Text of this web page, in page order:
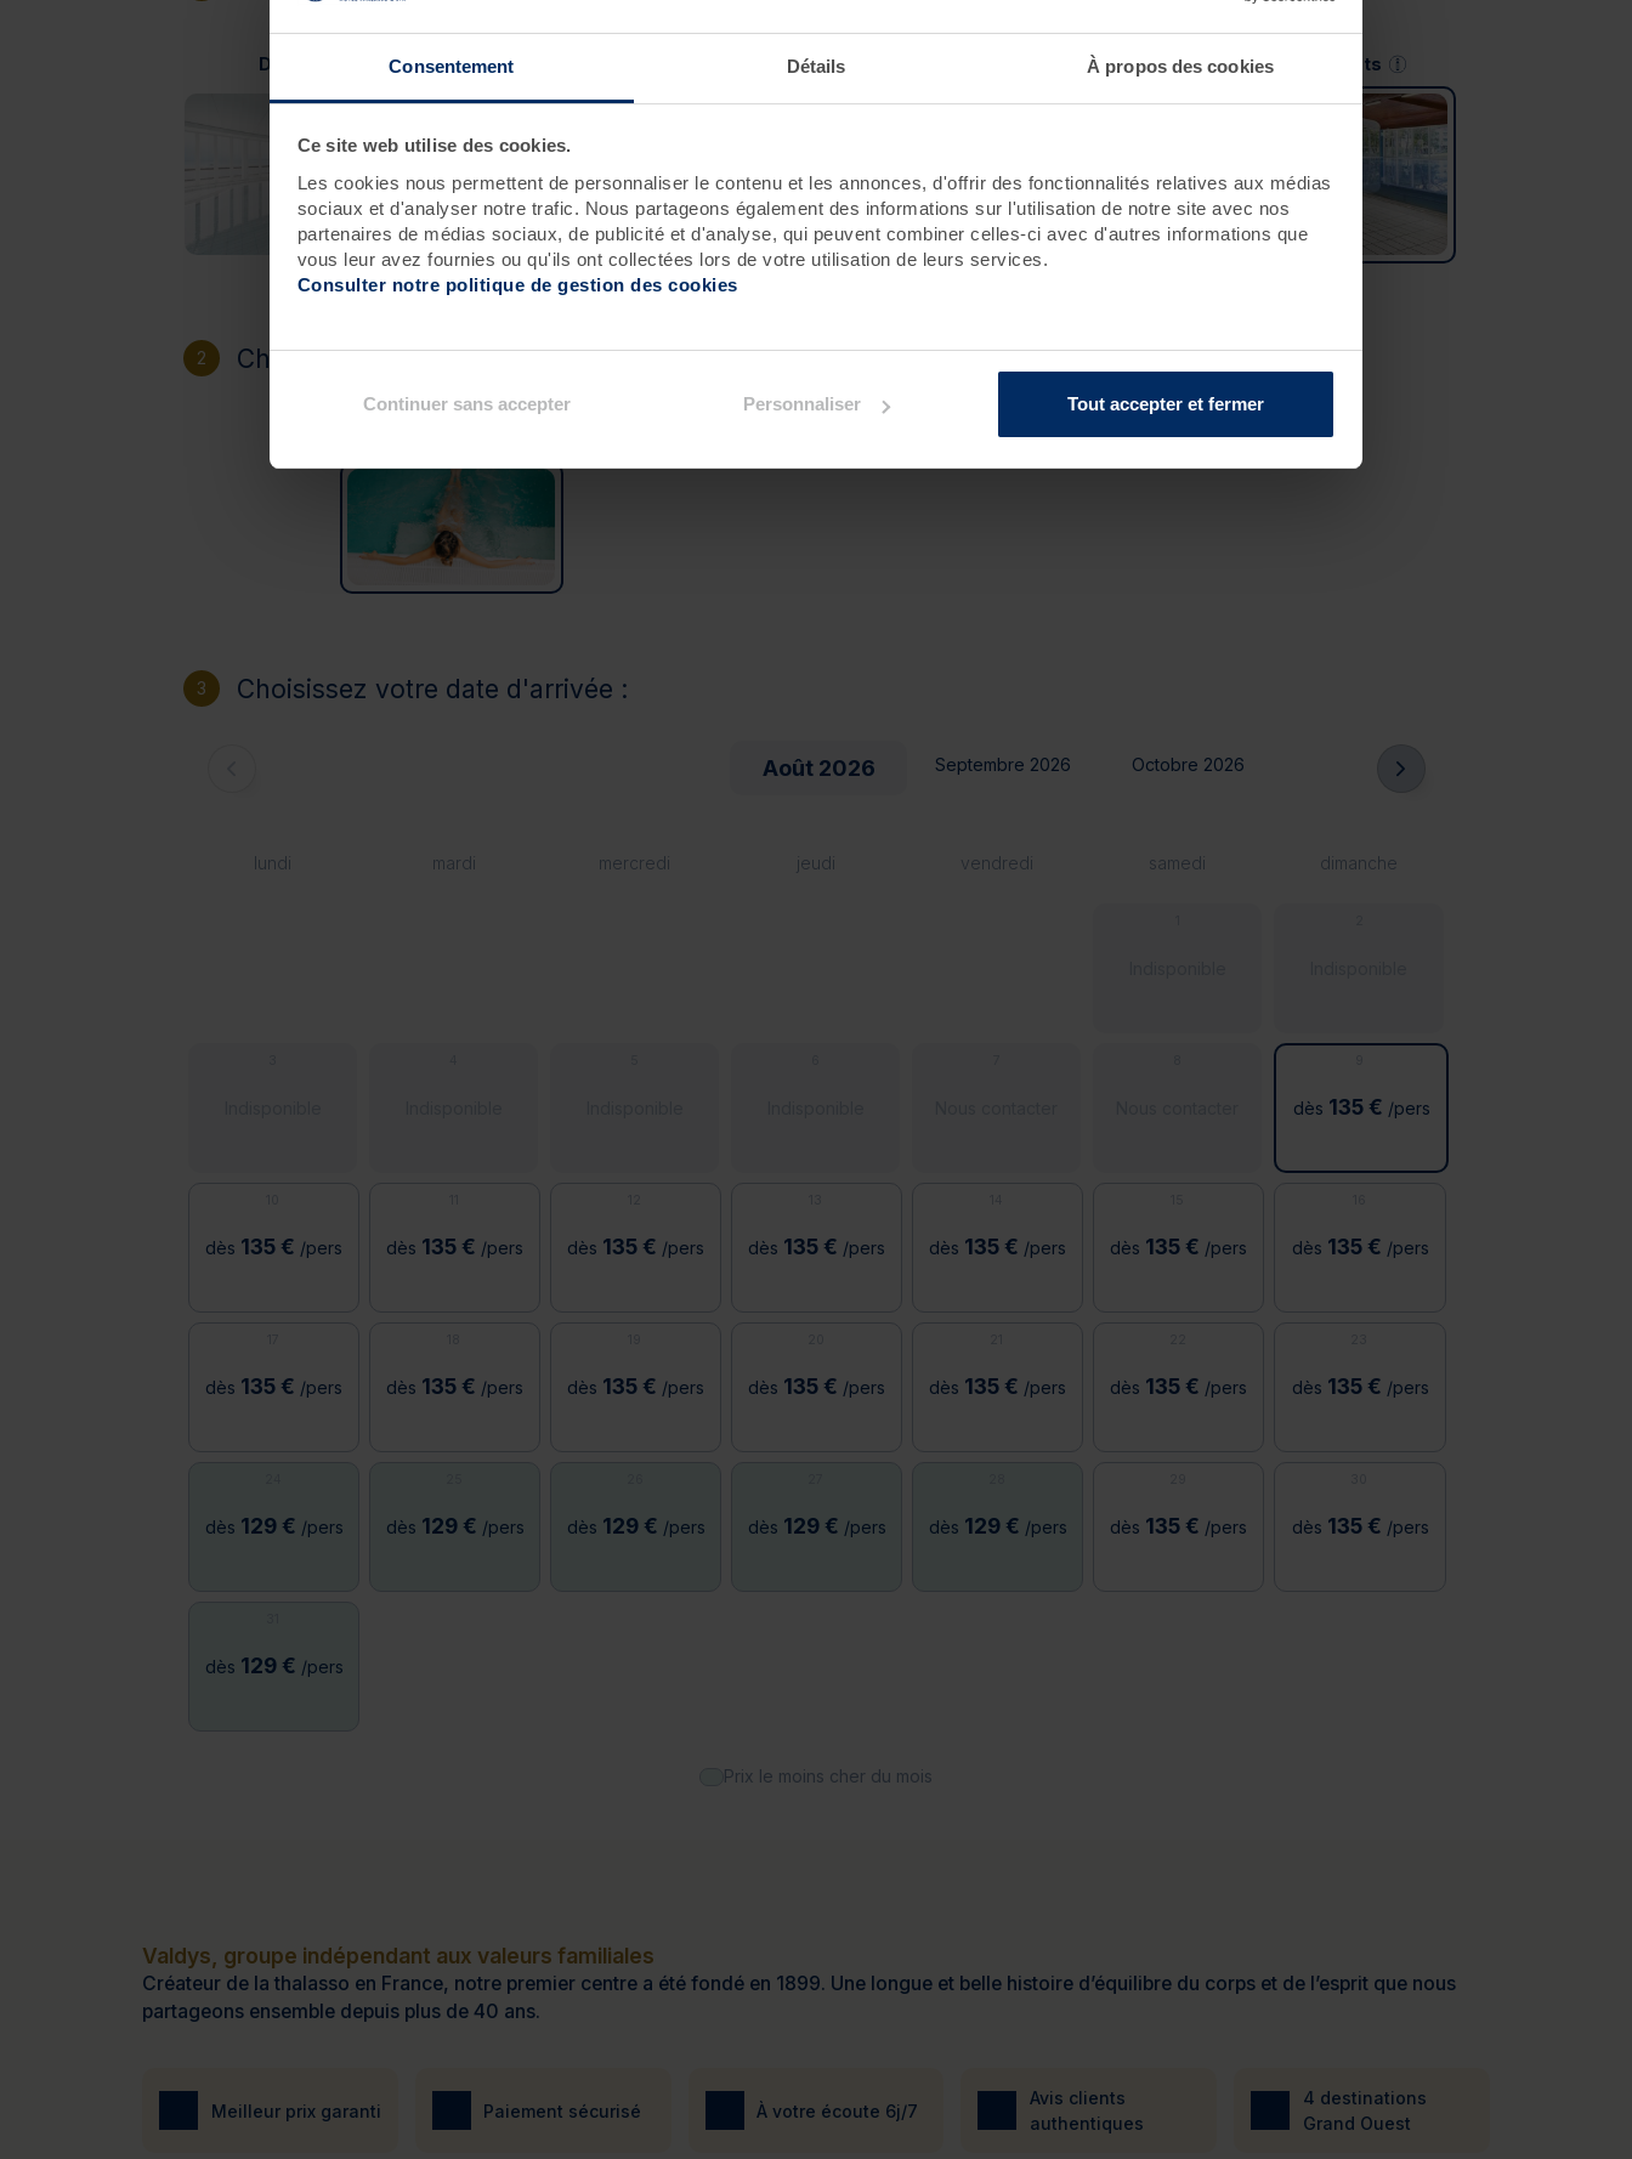
Consentement Détails À propos des cookies
Ce site web utilise des cookies.
Les cookies nous permettent de personnaliser le contenu et les annonces, d'offrir des fonctionnalités relatives aux médias
sociaux et d'analyser notre trafic. Nous partageons également des informations sur l'utilisation de notre site avec nos
partenaires de médias sociaux, de publicité et d'analyse, qui peuvent combiner celles-ci avec d'autres informations que
vous leur avez fournies ou qu'ils ont collectées lors de votre utilisation de leurs services.
Consulter notre politique de gestion des cookies
Continuer sans accepter Personnaliser Tout accepter et fermer
Douarnenez Pornichet - Baie de La Baule Saint-Jean-de-Monts
lundi mardi mercredi jeudi vendredi samedi dimanche
dès 135 € /pers
dès 135 € /pers dès 135 € /pers dès 135 € /pers dès 135 € /pers dès 135 € /pers dès 135 € /pers dès 135 € /pers
dès 135 € /pers dès 135 € /pers dès 135 € /pers dès 135 € /pers dès 135 € /pers dès 135 € /pers dès 135 € /pers
dès 129 € /pers dès 129 € /pers dès 129 € /pers dès 129 € /pers dès 129 € /pers dès 135 € /pers dès 135 € /pers
dès 129 € /pers
2 Choisissez votre hébergement :
3 Choisissez votre date d'arrivée :
Août 2026 Septembre 2026 Octobre 2026
Prix le moins cher du mois
Valdys, groupe indépendant aux valeurs familiales
Créateur de la thalasso en France, notre premier centre a été fondé en 1899. Une longue et belle histoire d’équilibre du corps et de l’esprit que nous
partageons ensemble depuis plus de 40 ans.
Meilleur prix garanti Paiement sécurisé À votre écoute 6j/7
Avis clients
authentiques
4 destinations
Grand Ouest